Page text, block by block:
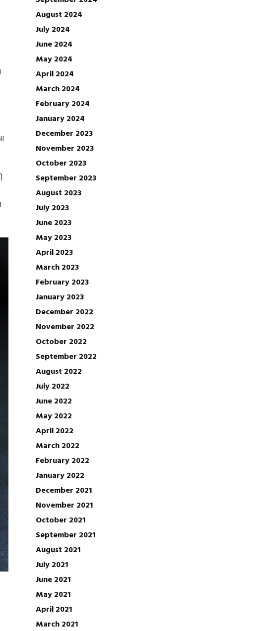
August 2024
July 2024
June 2024
May 2024
April 2024
March 2024
February 2024
January 2024
December 2023
November 2023
October 2023
September 2023
August 2023
July 2023
June 2023
May 2023
April 2023
March 2023
February 2023
January 2023
December 2022
November 2022
October 2022
September 2022
August 2022
July 2022
June 2022
May 2022
April 2022
March 2022
February 2022
January 2022
December 2021
November 2021
October 2021
September 2021
August 2021
July 2021
June 2021
May 2021
April 2021
March 2021